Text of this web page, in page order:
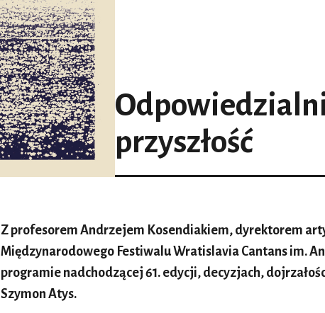
przyszłość
Z profesorem Andrzejem Kosendiakiem, dyrektorem
Międzynarodowego Festiwalu Wratislavia Cantans im.
programie nadchodzącej 61. edycji, decyzjach,
Szymon Atys.